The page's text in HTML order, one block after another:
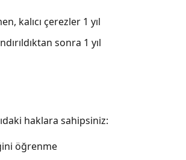
kalıcı çerezler 1 yıl
sonra 1 yıl
haklara sahipsiniz:
öğrenme